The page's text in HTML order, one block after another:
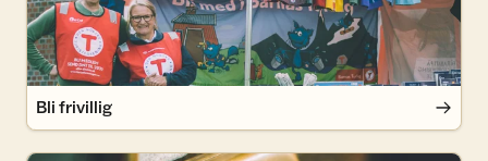
Bli frivillig